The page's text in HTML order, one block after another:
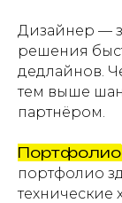
Дизайнер —
решения
дедлайнов.
тем выше
партнёром.
Портфолио
портфолио
технические